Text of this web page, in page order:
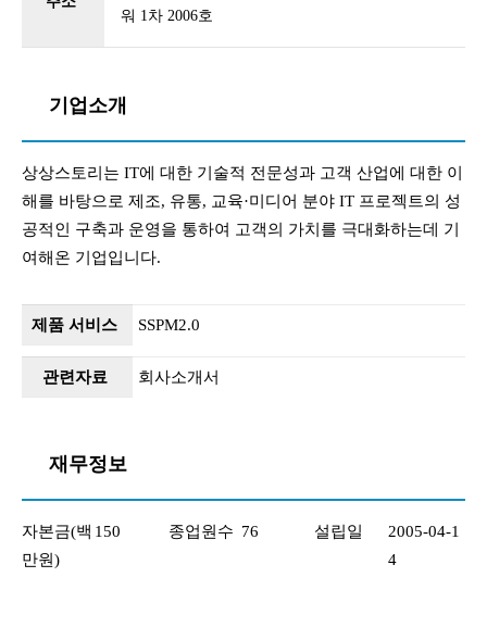
워 1차 2006호
기업소개
상상스토리는 IT에 대한 기술적 전문성과 고객 산업에 대한 이
해를 바탕으로 제조, 유통, 교육·미디어 분야 IT 프로젝트의 성
공적인 구축과 운영을 통하여 고객의 가치를 극대화하는데 기
여해온 기업입니다.
제품 서비스 SSPM2.0
관련자료 회사소개서
재무정보
자본금(백
만원)
150 종업원수 76 설립일
2005-04-1
4